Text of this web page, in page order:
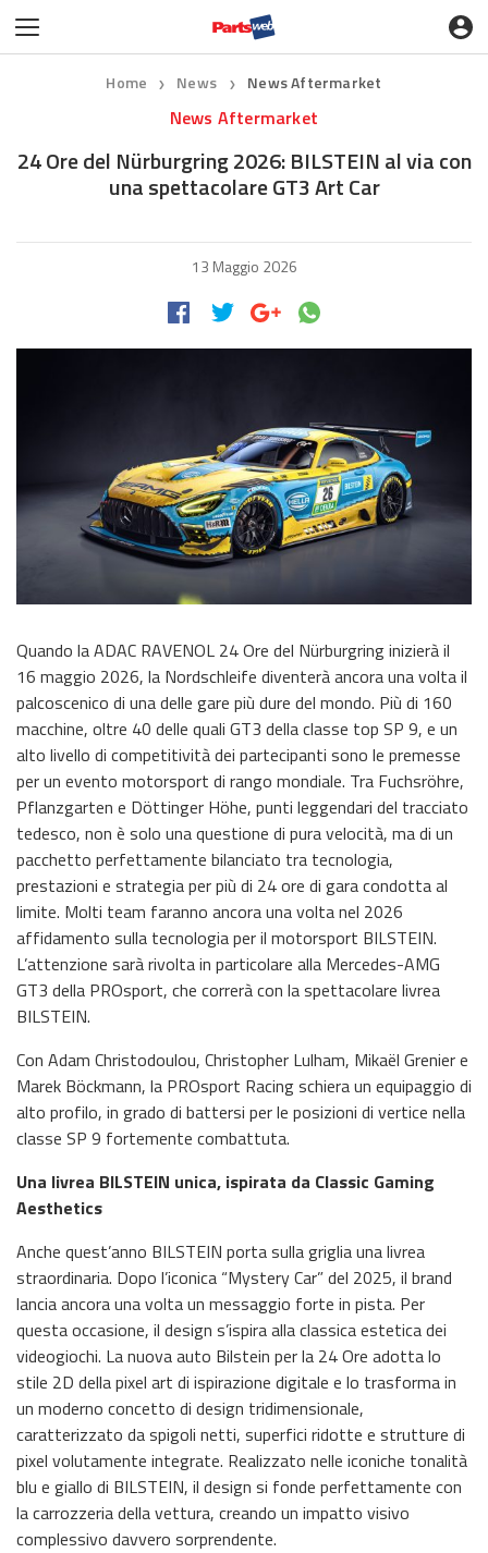
Home ❯ News ❯ News Aftermarket
News Aftermarket
24 Ore del Nürburgring 2026: BILSTEIN al via con
una spettacolare GT3 Art Car
13 Maggio 2026
Quando la ADAC RAVENOL 24 Ore del Nürburgring inizierà il
16 maggio 2026, la Nordschleife diventerà ancora una volta il
palcoscenico di una delle gare più dure del mondo. Più di 160
macchine, oltre 40 delle quali GT3 della classe top SP 9, e un
alto livello di competitività dei partecipanti sono le premesse
per un evento motorsport di rango mondiale. Tra Fuchsröhre,
Pflanzgarten e Döttinger Höhe, punti leggendari del tracciato
tedesco, non è solo una questione di pura velocità, ma di un
pacchetto perfettamente bilanciato tra tecnologia,
prestazioni e strategia per più di 24 ore di gara condotta al
limite. Molti team faranno ancora una volta nel 2026
affidamento sulla tecnologia per il motorsport BILSTEIN.
L’attenzione sarà rivolta in particolare alla Mercedes-AMG
GT3 della PROsport, che correrà con la spettacolare livrea
BILSTEIN.
Con Adam Christodoulou, Christopher Lulham, Mikaël Grenier e
Marek Böckmann, la PROsport Racing schiera un equipaggio di
alto profilo, in grado di battersi per le posizioni di vertice nella
classe SP 9 fortemente combattuta.
Una livrea BILSTEIN unica, ispirata da Classic Gaming
Aesthetics
Anche quest’anno BILSTEIN porta sulla griglia una livrea
straordinaria. Dopo l’iconica “Mystery Car” del 2025, il brand
lancia ancora una volta un messaggio forte in pista. Per
questa occasione, il design s’ispira alla classica estetica dei
videogiochi. La nuova auto Bilstein per la 24 Ore adotta lo
stile 2D della pixel art di ispirazione digitale e lo trasforma in
un moderno concetto di design tridimensionale,
caratterizzato da spigoli netti, superfici ridotte e strutture di
pixel volutamente integrate. Realizzato nelle iconiche tonalità
blu e giallo di BILSTEIN, il design si fonde perfettamente con
la carrozzeria della vettura, creando un impatto visivo
complessivo davvero sorprendente.